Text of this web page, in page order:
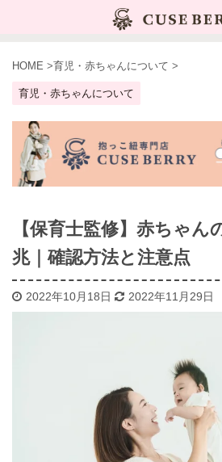
HOME >育児・赤ちゃんについて >
育児・赤ちゃんについて
【保育士監修】赤ちゃん
兆｜確認方法と注意点
2022年10月18日 2022年11月29日